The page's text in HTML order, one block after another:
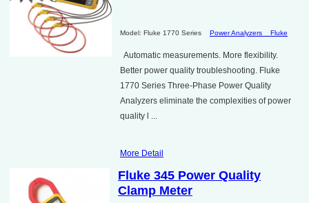
Model: Fluke 1770 Series Power Analyzers Fluke
Automatic measurements. More flexibility.
Better power quality troubleshooting. Fluke
1770 Series Three-Phase Power Quality
Analyzers eliminate the complexities of power
quality l ...
More Detail
Fluke 345 Power Quality
Clamp Meter